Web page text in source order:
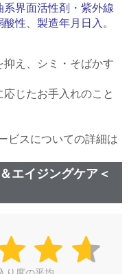
界面活性剤・紫外線
性、製造年月日入。
え、シミ・そばかす
じたお手入れのこと
ビスについての詳細は
エイジングケア＜